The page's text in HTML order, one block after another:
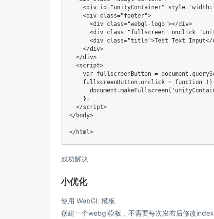
<div id="unityContainer" style="width:
<div class="footer">
<div class="webgl-logo"></div>
<div class="fullscreen" onclick=
<div class="title">Test Text Input</
</div>
</div>
<script>
var fullscreenButton = document .
    fullscreenButton
.onclick = function ( )
      document
.makeFullscreen(
} ;
</script>
</ body>
</ html >
成功解决
小优化
使用 WebGL 模板
创建一个webgl模板，不需要每次发布后修改